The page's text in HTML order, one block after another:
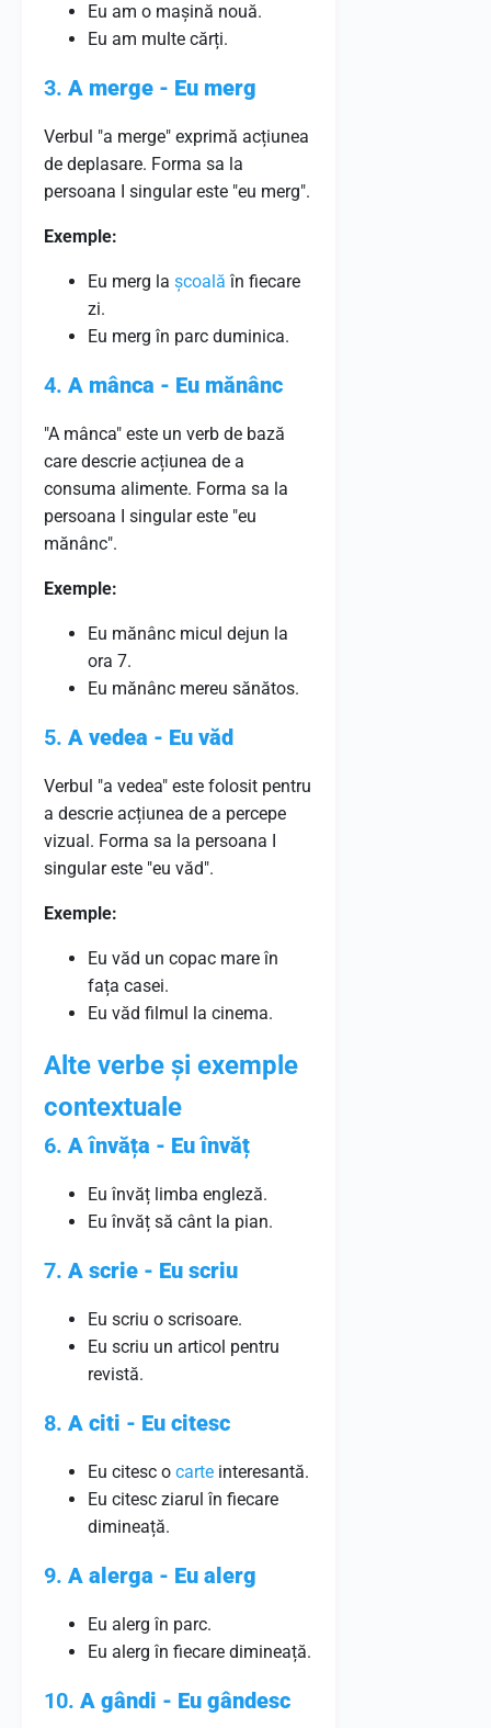
Eu am o mașină nouă.
Eu am multe cărți.
3. A merge - Eu merg
Verbul "a merge" exprimă acțiunea
de deplasare. Forma sa la
persoana I singular este "eu merg".
Exemple:
Eu merg la școală în fiecare
zi.
Eu merg în parc duminica.
4. A mânca - Eu mănânc
"A mânca" este un verb de bază
care descrie acțiunea de a
consuma alimente. Forma sa la
persoana I singular este "eu
mănânc".
Exemple:
Eu mănânc micul dejun la
ora 7.
Eu mănânc mereu sănătos.
5. A vedea - Eu văd
Verbul "a vedea" este folosit pentru
a descrie acțiunea de a percepe
vizual. Forma sa la persoana I
singular este "eu văd".
Exemple:
Eu văd un copac mare în
fața casei.
Eu văd filmul la cinema.
Alte verbe și exemple
contextuale
6. A învăța - Eu învăț
Eu învăț limba engleză.
Eu învăț să cânt la pian.
7. A scrie - Eu scriu
Eu scriu o scrisoare.
Eu scriu un articol pentru
revistă.
8. A citi - Eu citesc
Eu citesc o carte interesantă.
Eu citesc ziarul în fiecare
dimineață.
9. A alerga - Eu alerg
Eu alerg în parc.
Eu alerg în fiecare dimineață.
10. A gândi - Eu gândesc